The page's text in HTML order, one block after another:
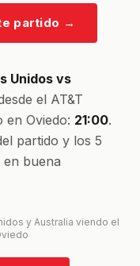
partido →
Unidos vs
el AT&T
en Oviedo: 21:00.
partido y los 5
en buena
y Australia viendo el